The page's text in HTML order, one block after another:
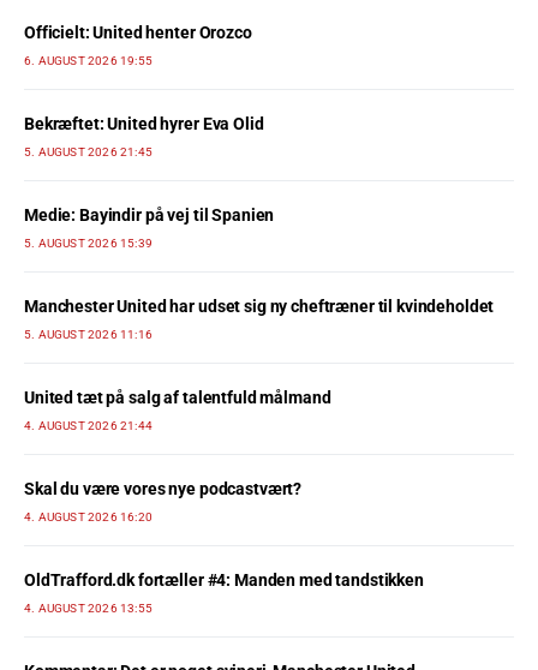
Officielt: United henter Orozco
6. AUGUST 2026 19:55
Bekræftet: United hyrer Eva Olid
5. AUGUST 2026 21:45
Medie: Bayindir på vej til Spanien
5. AUGUST 2026 15:39
Manchester United har udset sig ny cheftræner til kvindeholdet
5. AUGUST 2026 11:16
United tæt på salg af talentfuld målmand
4. AUGUST 2026 21:44
Skal du være vores nye podcastvært?
4. AUGUST 2026 16:20
OldTrafford.dk fortæller #4: Manden med tandstikken
4. AUGUST 2026 13:55